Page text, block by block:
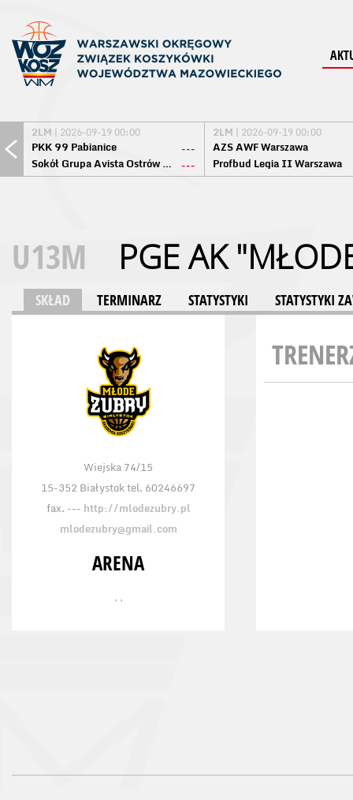
2LM | 2026-09-19 00:00
PKK 99 Pabianice
---
Sokół Grupa Avista Ostrów Maz. ---
2LM | 2026-09-19 00:00
AZS AWF Warszawa
Profbud Legia II Warszawa
U13M PGE AK
SKŁAD TERMINARZ STATYSTYKI STATYSTYKI
Wiejska 74/15
15-352 Białystok tel. 60246697
fax. --- http://mlodezubry.pl
mlodezubry@gmail.com
ARENA
, ,